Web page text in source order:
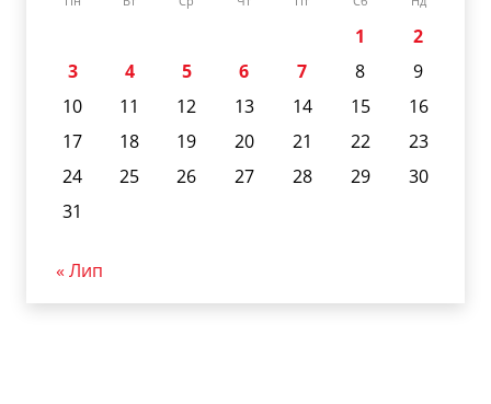
1
2
3
4 5 6 7 8
9
10
11 12 13 14 15
16
17
18 19 20 21 22
23
24
25 26 27 28 29
30
31
« Лип